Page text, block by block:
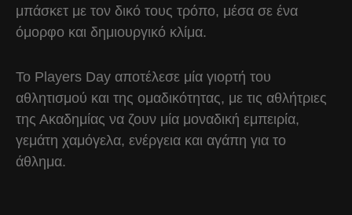
μπάσκετ με τον δικό τους τρόπο, μέσα σε ένα
όμορφο και δημιουργικό κλίμα.
Το Players Day αποτέλεσε μία γιορτή του
αθλητισμού και της ομαδικότητας, με τις αθλήτριες
της Ακαδημίας να ζουν μία μοναδική εμπειρία,
γεμάτη χαμόγελα, ενέργεια και αγάπη για το
άθλημα.